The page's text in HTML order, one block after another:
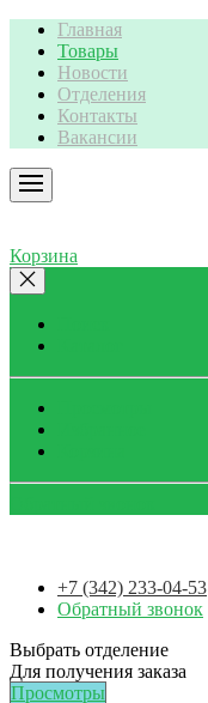
Главная
Товары
Новости
Отделения
Контакты
Вакансии
Корзина
+7 (342) 233-04-53
Обратный звонок
Выбрать отделение
Для получения заказа
Просмотры